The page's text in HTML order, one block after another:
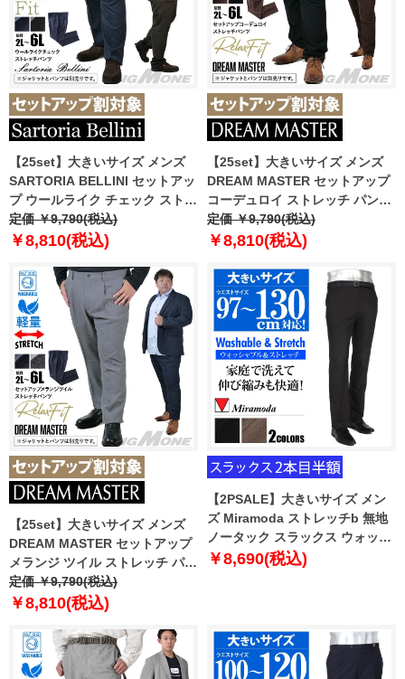
【25set】大きいサイズ メンズ
SARTORIA BELLINI セットアッ
プ ウールライク チェック ストレ
ッチ パンツ ジャストフィット 軽
量 ウォッシャブル イージーケア
定価 ￥9,790(税込)
￥8,810(税込)
【25set】大きいサイズ メンズ
DREAM MASTER セットアップ
コーデュロイ ストレッチ パンツ
リラックスフィット 軽量 ウォッ
シャブル イージーケア ライフス
定価 ￥9,790(税込)
￥8,810(税込)
【25set】大きいサイズ メンズ
DREAM MASTER セットアップ
メランジ ツイル ストレッチ パン
ツ リラックスフィット 軽量 ウォ
ッシャブル イージーケア ライフ
定価 ￥9,790(税込)
￥8,810(税込)
【2PSALE】大きいサイズ メン
ズ Miramoda ストレッチb 無地
ノータック スラックス ウォッシ
ャブル ズボン ボトムス ビジネス
￥8,690(税込)